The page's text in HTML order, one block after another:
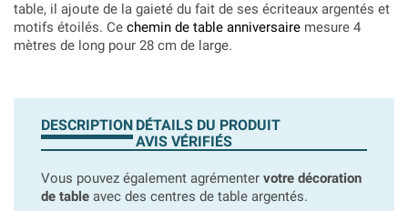
table, il ajoute de la gaieté du fait de ses écriteaux argentés et
motifs étoilés. Ce chemin de table anniversaire mesure 4
mètres de long pour 28 cm de large.
DESCRIPTION DÉTAILS DU PRODUIT
AVIS VÉRIFIÉS
Vous pouvez également agrémenter votre décoration
de table avec des centres de table argentés.